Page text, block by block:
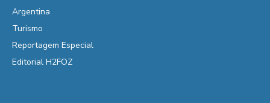
Argentina
Turismo
Reportagem Especial
Editorial H2FOZ